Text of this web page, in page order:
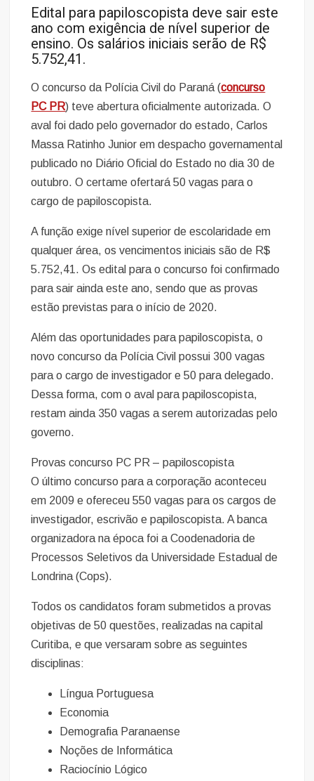
Edital para papiloscopista deve sair este
ano com exigência de nível superior de
ensino. Os salários iniciais serão de R$
5.752,41.
O concurso da Polícia Civil do Paraná (concurso
PC PR) teve abertura oficialmente autorizada. O
aval foi dado pelo governador do estado, Carlos
Massa Ratinho Junior em despacho governamental
publicado no Diário Oficial do Estado no dia 30 de
outubro. O certame ofertará 50 vagas para o
cargo de papiloscopista.
A função exige nível superior de escolaridade em
qualquer área, os vencimentos iniciais são de R$
5.752,41. Os edital para o concurso foi confirmado
para sair ainda este ano, sendo que as provas
estão previstas para o início de 2020.
Além das oportunidades para papiloscopista, o
novo concurso da Polícia Civil possui 300 vagas
para o cargo de investigador e 50 para delegado.
Dessa forma, com o aval para papiloscopista,
restam ainda 350 vagas a serem autorizadas pelo
governo.
Provas concurso PC PR – papiloscopista
O último concurso para a corporação aconteceu
em 2009 e ofereceu 550 vagas para os cargos de
investigador, escrivão e papiloscopista. A banca
organizadora na época foi a Coodenadoria de
Processos Seletivos da Universidade Estadual de
Londrina (Cops).
Todos os candidatos foram submetidos a provas
objetivas de 50 questões, realizadas na capital
Curitiba, e que versaram sobre as seguintes
disciplinas:
Língua Portuguesa
Economia
Demografia Paranaense
Noções de Informática
Raciocínio Lógico